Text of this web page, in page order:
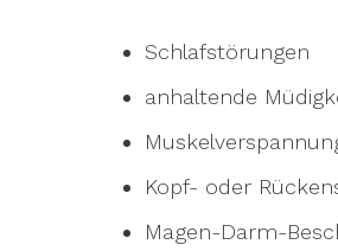
Schlafstörungen
anhaltende
Kopf- oder
Magen-Darm-